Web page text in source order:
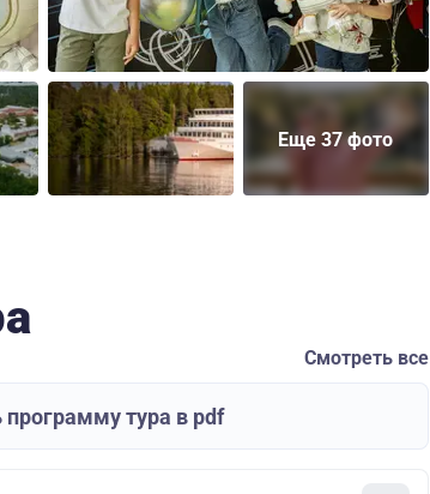
Еще 37 фото
Смотреть все
программу тура в pdf